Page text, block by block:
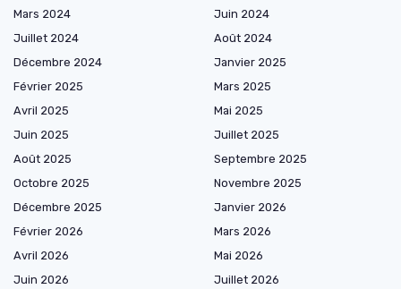
Mars 2024
Juin 2024
Juillet 2024
Août 2024
Décembre 2024
Janvier 2025
Février 2025
Mars 2025
Avril 2025
Mai 2025
Juin 2025
Juillet 2025
Août 2025
Septembre 2025
Octobre 2025
Novembre 2025
Décembre 2025
Janvier 2026
Février 2026
Mars 2026
Avril 2026
Mai 2026
Juin 2026
Juillet 2026